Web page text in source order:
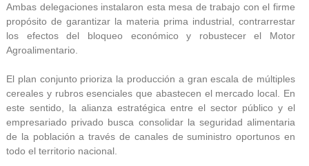
Ambas delegaciones instalaron esta mesa de trabajo con el firme
propósito de garantizar la materia prima industrial, contrarrestar
los efectos del bloqueo económico y robustecer el Motor
Agroalimentario.
El plan conjunto prioriza la producción a gran escala de múltiples
cereales y rubros esenciales que abastecen el mercado local. En
este sentido, la alianza estratégica entre el sector público y el
empresariado privado busca consolidar la seguridad alimentaria
de la población a través de canales de suministro oportunos en
todo el territorio nacional.